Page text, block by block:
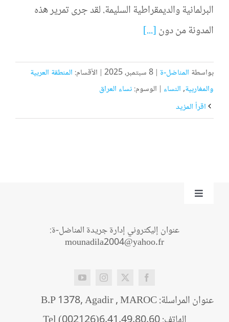
البرلمانية والديمقراطية السليمة. لقد جرى تمرير هذه
المدونة من دون[...]
بواسطة المناضل-ة | 8 سبتمبر، 2025 | الأقسام: المنطقة العربية
والمغاربية,النساء | الوسوم:نساء العراق
Toggle
عنوان إليكتروني إدارة جريدة المناضل-ة:
mounadila2004@yahoo.fr
عنوان المراسلة: B.P 1378, Agadir , MAROC